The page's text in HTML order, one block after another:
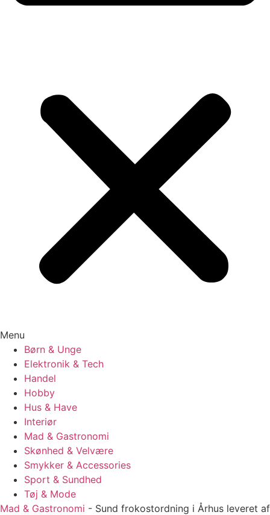
Menu
Børn & Unge
Elektronik & Tech
Handel
Hobby
Hus & Have
Interiør
Mad & Gastronomi
Skønhed & Velvære
Smykker & Accessories
Sport & Sundhed
Tøj & Mode
Mad & Gastronomi - Sund frokostordning i Århus leveret af